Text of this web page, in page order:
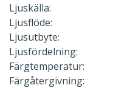
Ljuskälla:
Ljusflöde:
Ljusutbyte:
Ljusfördelning:
Färgtemperatur:
Färgåtergivning: